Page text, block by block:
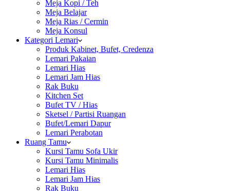
Meja Kopi / Teh
Meja Belajar
Meja Rias / Cermin
Meja Konsul
Kategori Lemari
Produk Kabinet, Bufet, Credenza
Lemari Pakaian
Lemari Hias
Lemari Jam Hias
Rak Buku
Kitchen Set
Bufet TV / Hias
Sketsel / Partisi Ruangan
Bufet/Lemari Dapur
Lemari Perabotan
Ruang Tamu
Kursi Tamu Sofa Ukir
Kursi Tamu Minimalis
Lemari Hias
Lemari Jam Hias
Rak Buku